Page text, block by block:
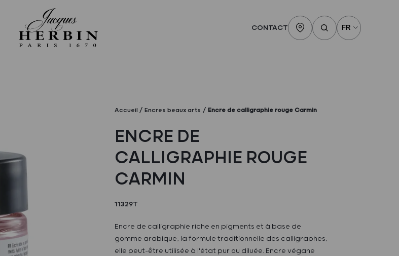
CONTACT
Accueil Encres beaux arts Encre de calligraphie rouge Carmin
ENCRE DE
CALLIGRAPHIE ROUGE
CARMIN
11329T
Encre de calligraphie riche en pigments et à base de
gomme arabique, la formule traditionnelle des calligraphes,
elle peut-être utilisée à l'état pur ou diluée. Encre végane